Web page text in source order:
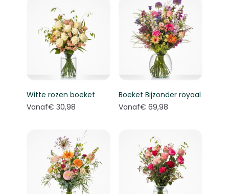
Witte rozen boeket
Vanaf€ 30,98
Boeket Bijzonder royaal
Vanaf€ 69,98